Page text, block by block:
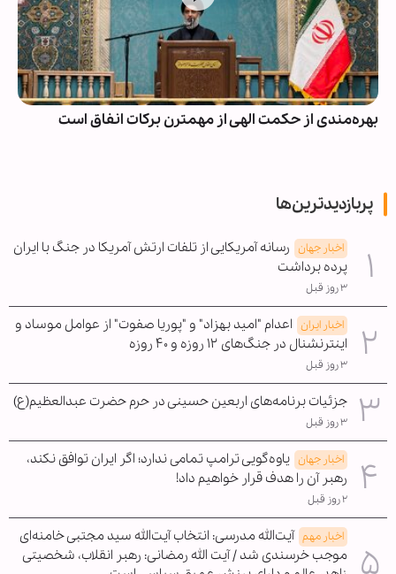
بهره‌مندی از حکمت الهی از مهمترن برکات انفاق است
پربازدیدترین‌ها
اخبار جهان رسانه آمریکایی از تلفات ارتش آمریکا در جنگ با ایران
پرده برداشت
۳ روز قبل
اخبار ایران اعدام "امید بهزاد" و "پوریا صفوت" از عوامل موساد و
اینترنشنال در جنگ‌های ۱۲ روزه و ۴۰ روزه
۳ روز قبل
جزئیات برنامه‌های اربعین حسینی در حرم حضرت عبدالعظیم(ع)
۳ روز قبل
اخبار جهان یاوه‌گویی ترامپ تمامی ندارد؛ اگر ایران توافق نکند،
رهبر آن را هدف قرار خواهیم داد!
۲ روز قبل
اخبار مهم آیت‌الله مدرسی: انتخاب آیت‌الله سید مجتبی خامنه‌ای
موجب خرسندی شد / آیت الله رمضانی: رهبر انقلاب، شخصیتی